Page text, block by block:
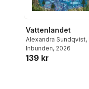
Vattenlandet
Alexandra Sundqvist,
Svetoft
Inbunden, 2026
139 kr